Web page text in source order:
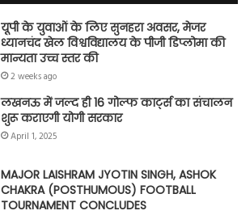
यूपी के युवाओं के लिए सुनहरा अवसर, मेजर
ध्यानचंद खेल विश्वविद्यालय के पीजी डिप्लोमा की
मान्यता उच्च स्तर की
2 weeks ago
लखनऊ में जल्द ही 16 गोल्फ कार्ट्स का संचालन
शुरू कराएगी योगी सरकार
April 1, 2025
MAJOR LAISHRAM JYOTIN SINGH, ASHOK
CHAKRA (POSTHUMOUS) FOOTBALL
TOURNAMENT CONCLUDES